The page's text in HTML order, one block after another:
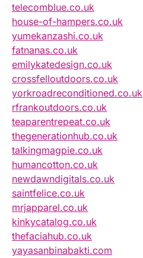
telecomblue.co.uk
house-of-hampers.co.uk
yumekanzashi.co.uk
fatnanas.co.uk
emilykatedesign.co.uk
crossfelloutdoors.co.uk
yorkroadreconditioned.co.uk
rfrankoutdoors.co.uk
teaparentrepeat.co.uk
thegenerationhub.co.uk
talkingmagpie.co.uk
humancotton.co.uk
newdawndigitals.co.uk
saintfelice.co.uk
mrjapparel.co.uk
kinkycatalog.co.uk
thefaciahub.co.uk
yayasanbinabakti.com